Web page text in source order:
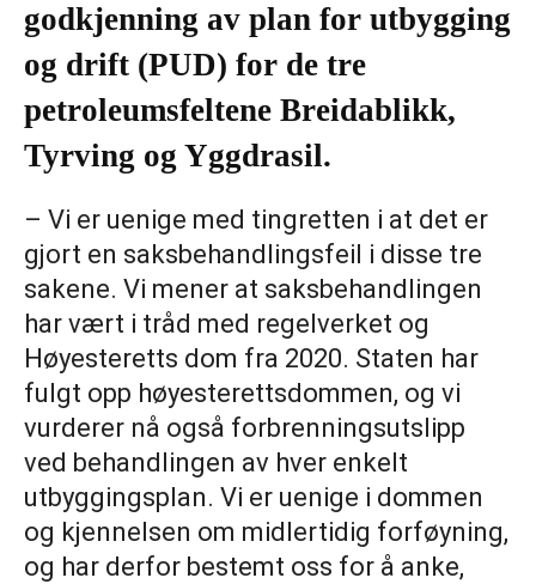
godkjenning av plan for utbygging
og drift (PUD) for de tre
petroleumsfeltene Breidablikk,
Tyrving og Yggdrasil.
– Vi er uenige med tingretten i at det er
gjort en saksbehandlingsfeil i disse tre
sakene. Vi mener at saksbehandlingen
har vært i tråd med regelverket og
Høyesteretts dom fra 2020. Staten har
fulgt opp høyesterettsdommen, og vi
vurderer nå også forbrenningsutslipp
ved behandlingen av hver enkelt
utbyggingsplan. Vi er uenige i dommen
og kjennelsen om midlertidig forføyning,
og har derfor bestemt oss for å anke,